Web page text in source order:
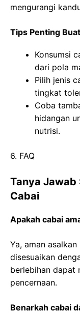
mengurangi
Tips Penting
Konsumsi
dari pola
Pilih jenis
tingkat
Coba
hidangan
nutrisi.
6. FAQ
Tanya
Cabai
Apakah cabai
Ya, aman
disesuaikan
berlebihan dapat
pencernaan.
Benarkah cabai